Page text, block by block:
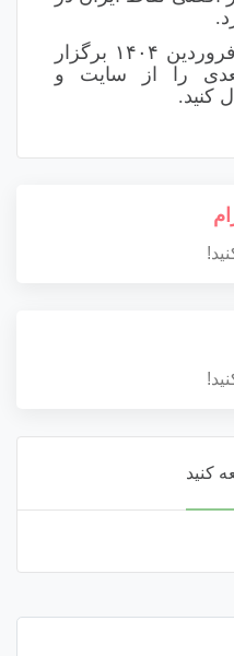
دورهمی بعدی راستا در فروردین ۱۴۰۴ برگزار
را از سایت و
کنید.
کنید